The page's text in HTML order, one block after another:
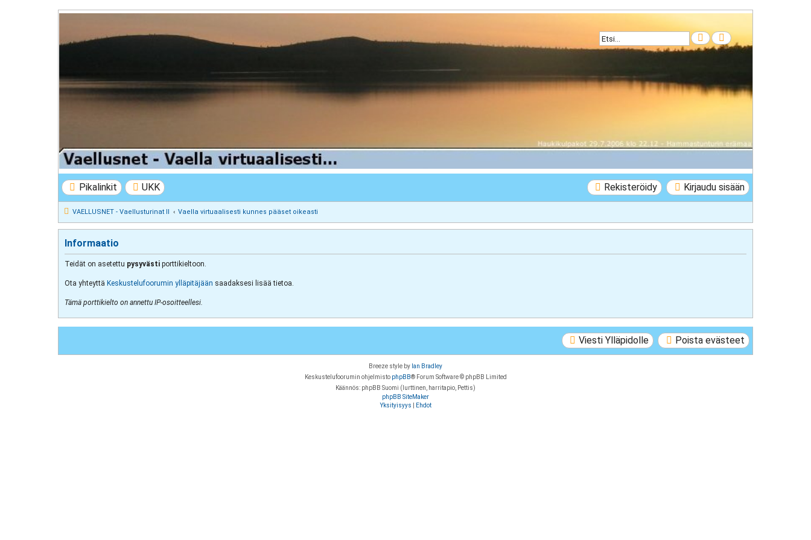
Etsi Tarkennettu haku
VAELLUSNET - Vaellusturinat II
Keskustelua vaeltamisesta ja Lapista
Pikalinkit UKK Kirjaudu sisään
Rekisteröidy
VAELLUSNET - Vaellusturinat II Vaella virtuaalisesti kunnes pääset oikeasti
Informaatio
Teidät on asetettu pysyvästi porttikieltoon.
Ota yhteyttä Keskustelufoorumin ylläpitäjään saadaksesi lisää tietoa.
Tämä porttikielto on annettu IP-osoitteellesi.
Poista evästeet
Viesti Ylläpidolle
Breeze style by Ian Bradley
Keskustelufoorumin ohjelmisto phpBB® Forum Software © phpBB Limited
Käännös: phpBB Suomi (lurttinen, harritapio, Pettis)
phpBB SiteMaker
Yksityisyys
Ehdot